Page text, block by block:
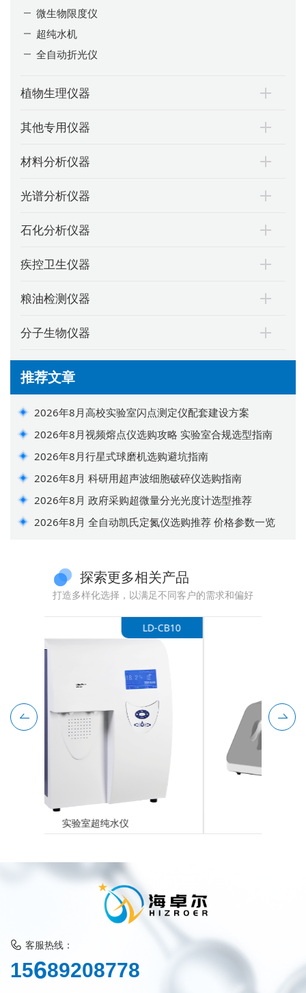
微生物限度仪
超纯水机
全自动折光仪
植物生理仪器
其他专用仪器
材料分析仪器
光谱分析仪器
石化分析仪器
疾控卫生仪器
粮油检测仪器
分子生物仪器
推荐文章
2026年8月高校实验室闪点测定仪配套建设方案
2026年8月视频熔点仪选购攻略 实验室合规选型指南
2026年8月行星式球磨机选购避坑指南
2026年8月 科研用超声波细胞破碎仪选购指南
2026年8月 政府采购超微量分光光度计选型推荐
2026年8月 全自动凯氏定氮仪选购推荐 价格参数一览
探索更多相关产品
打造多样化选择，以满足不同客户的需求和偏好
微生物限度检测仪
客服热线：
15689208778